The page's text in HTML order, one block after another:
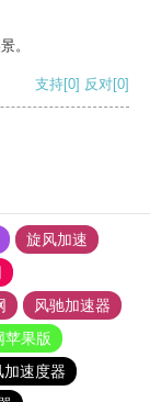
。
支持[0] 反对[0]
旋风加速
风驰加速器
苹果版
加速度器